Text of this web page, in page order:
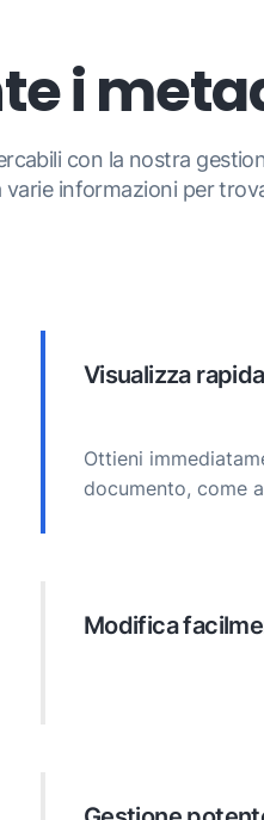
i
con la nostra
informazioni per
Visualizza
Ottieni
documento, come
Modifica